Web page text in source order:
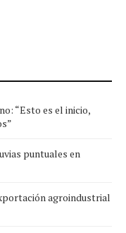
“Esto es el inicio,
puntuales en
agroindustrial